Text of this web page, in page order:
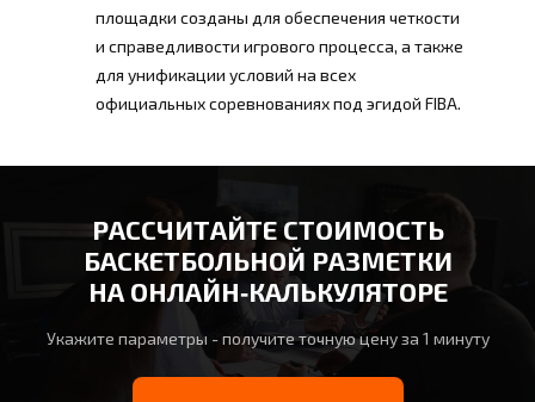
площадки созданы для обеспечения четкости
и справедливости игрового процесса, а также
для унификации условий на всех
официальных соревнованиях под эгидой FIBA.
РАССЧИТАЙТЕ СТОИМОСТЬ
БАСКЕТБОЛЬНОЙ РАЗМЕТКИ
НА ОНЛАЙН‑КАЛЬКУЛЯТОРЕ
Укажите параметры - получите точную цену за 1 минуту